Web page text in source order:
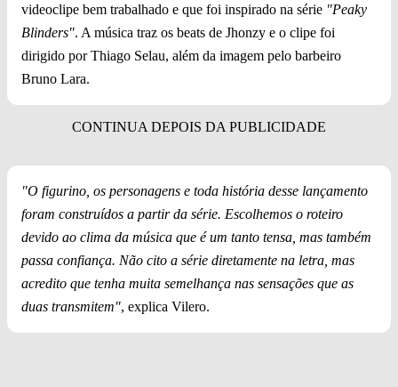
videoclipe bem trabalhado e que foi inspirado na série "Peaky
Blinders". A música traz os beats de Jhonzy e o clipe foi
dirigido por Thiago Selau, além da imagem pelo barbeiro
Bruno Lara.
"O figurino, os personagens e toda história desse lançamento
foram construídos a partir da série. Escolhemos o roteiro
devido ao clima da música que é um tanto tensa, mas também
passa confiança. Não cito a série diretamente na letra, mas
acredito que tenha muita semelhança nas sensações que as
duas transmitem", explica Vilero.